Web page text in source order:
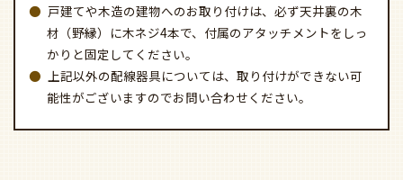
戸建てや木造の建物へのお取り付けは、必ず天井裏の木
材（野縁）に木ネジ4本で、付属のアタッチメントをしっ
かりと固定してください。
上記以外の配線器具については、取り付けができない可
能性がございますのでお問い合わせください。